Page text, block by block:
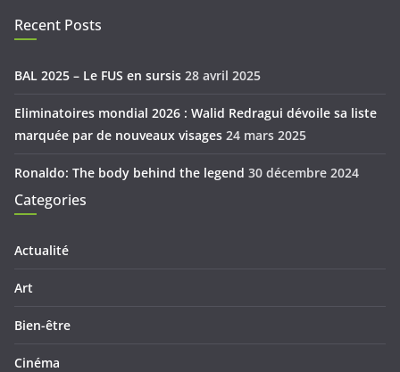
Recent Posts
BAL 2025 – Le FUS en sursis 28 avril 2025
Eliminatoires mondial 2026 : Walid Redragui dévoile sa liste
marquée par de nouveaux visages 24 mars 2025
Ronaldo: The body behind the legend 30 décembre 2024
Categories
Actualité
Art
Bien-être
Cinéma